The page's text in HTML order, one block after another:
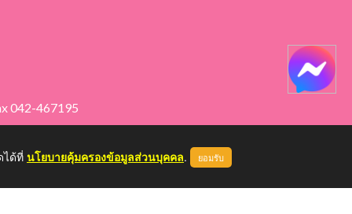
042-467195
ได้ที่ นโยบายคุ้มครองข้อมูลส่วนบุคคล. ยอมรับ